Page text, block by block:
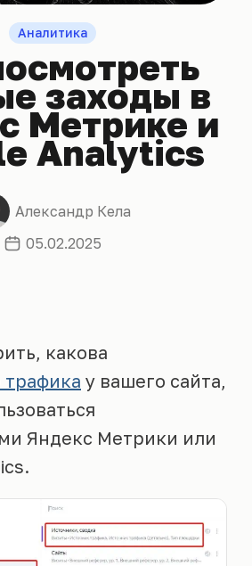
Аналитика
заходы в
Метрике и
Analytics
Александр Кела
05.02.2025
какова
трафика у вашего сайта,
Яндекс Метрики или